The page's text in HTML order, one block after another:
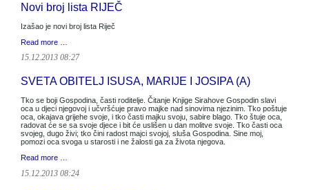
Novi broj lista RIJEČ
Izašao je novi broj lista Riječ
Read more …
15.12.2013 08:27
SVETA OBITELJ ISUSA, MARIJE I JOSIPA (A)
Tko se boji Gospodina, časti roditelje. Čitanje Knjige Sirahove Gospodin slavi
oca u djeci njegovoj i učvršćuje pravo majke nad sinovima njezinim. Tko poštuje
oca, okajava grijehe svoje, i tko časti majku svoju, sabire blago. Tko štuje oca,
radovat će se sa svoje djece i bit će uslišen u dan molitve svoje. Tko časti oca
svojeg, dugo živi; tko čini radost majci svojoj, sluša Gospodina. Sine moj,
pomozi oca svoga u starosti i ne žalosti ga za života njegova.
Read more …
15.12.2013 08:24